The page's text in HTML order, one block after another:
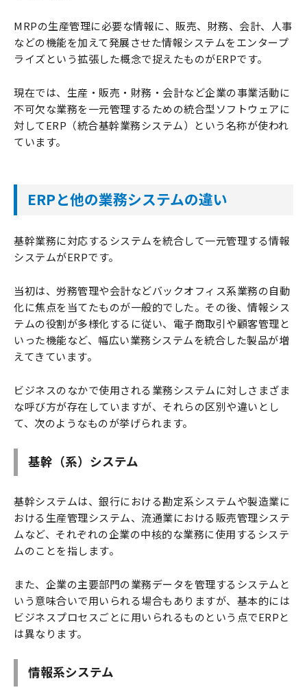
MRPの生産管理に必要な情報に、販売、財務、会計、人事
などの機能を加えて発展させた情報システムをエンタープ
ライズという拡張した概念で捉えたものがERPです。
現在では、生産・販売・財務・会計など企業の事業活動に
不可欠な業務を一元管理するための統合型ソフトウェアに
対してERP（統合基幹業務システム）という名称が使われ
ています。
ERPと他の業務システムの違い
基幹業務に対応するシステムを統合して一元管理する情報
システムがERPです。
当初は、労務管理や会計などバックオフィス系業務の自動
化に焦点を当てたものが一般的でした。その後、情報シス
テムの役割が多様化するに従い、電子商取引や顧客管理と
いった機能など、幅広い業務システムを統合した製品が増
えてきています。
ビジネスのなかで使用される業務システムに対しさまざま
な呼び方が存在していますが、それらの区別や違いとし
て、次のようなものが挙げられます。
基幹（系）システム
基幹システムは、銀行における勘定系システムや製造業に
おける生産管理システム、流通業における販売管理システ
ムなど、それぞれの企業の中核的な業務に使用するシステ
ムのことを指します。
また、企業の主要部門の業務データを管理するシステムと
いう意味合いで用いられる場合もありますが、基本的には
ビジネスプロセスごとに用いられるものという点でERPと
は異なります。
情報系システム